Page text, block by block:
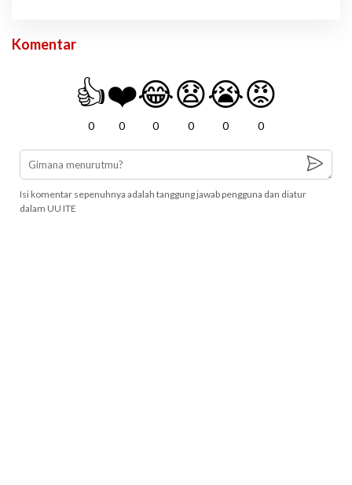
Komentar
👍
0
❤️
0
😂
0
😧
0
😭
0
😡
0
Isi komentar sepenuhnya adalah tanggung jawab pengguna dan diatur
dalam UU ITE